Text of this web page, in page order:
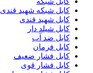
کابل شبکه شهید قندی
کابل شهید قندی
کابل شیلد دار
کابل ضد آب
کابل فرمان
کابل فشار ضعیف
کابل فشار قوی